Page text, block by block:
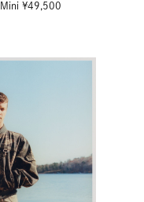
Mini ¥49,500